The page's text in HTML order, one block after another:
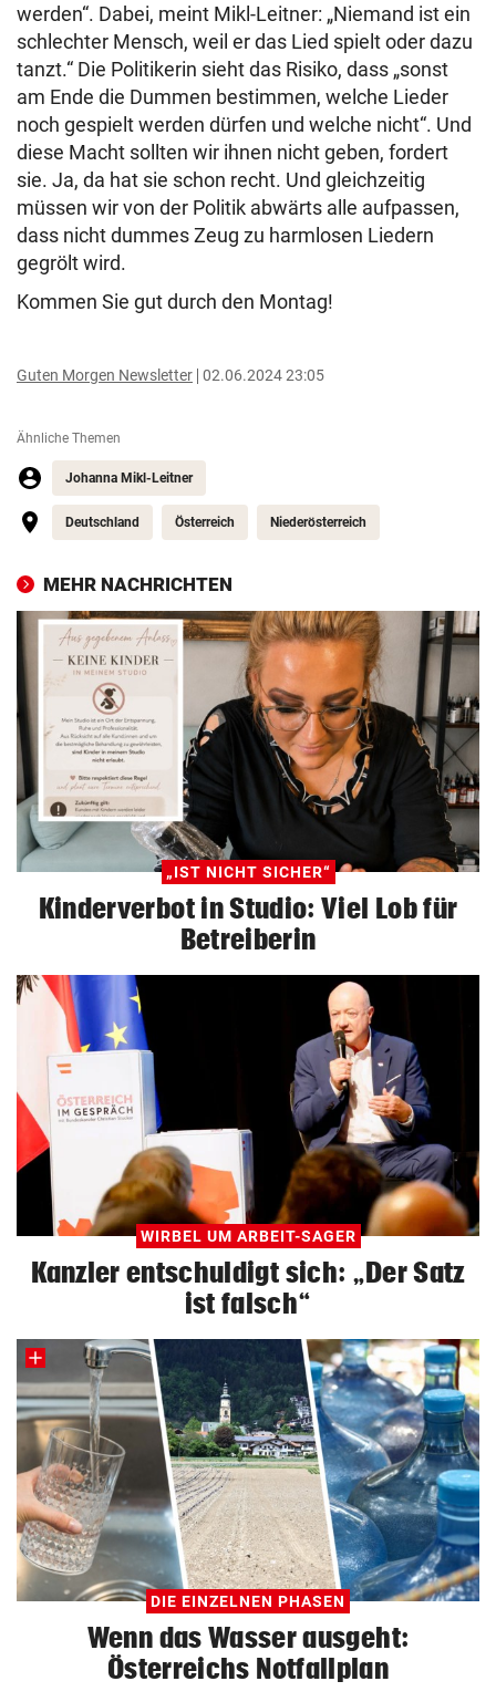
werden“. Dabei, meint Mikl-Leitner: „Niemand ist ein
schlechter Mensch, weil er das Lied spielt oder dazu
tanzt.“ Die Politikerin sieht das Risiko, dass „sonst
am Ende die Dummen bestimmen, welche Lieder
noch gespielt werden dürfen und welche nicht“. Und
diese Macht sollten wir ihnen nicht geben, fordert
sie. Ja, da hat sie schon recht. Und gleichzeitig
müssen wir von der Politik abwärts alle aufpassen,
dass nicht dummes Zeug zu harmlosen Liedern
gegrölt wird.
Kommen Sie gut durch den Montag!
Guten Morgen Newsletter 02.06.2024 23:05
Ähnliche Themen
Johanna Mikl-Leitner
Deutschland Österreich Niederösterreich
MEHR NACHRICHTEN
„IST NICHT SICHER“
Kinderverbot in Studio: Viel Lob für
Betreiberin
WIRBEL UM ARBEIT-SAGER
Kanzler entschuldigt sich: „Der Satz
ist falsch“
DIE EINZELNEN PHASEN
Wenn das Wasser ausgeht:
Österreichs Notfallplan